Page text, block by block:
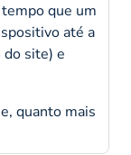
que um
até a
site) e
quanto mais